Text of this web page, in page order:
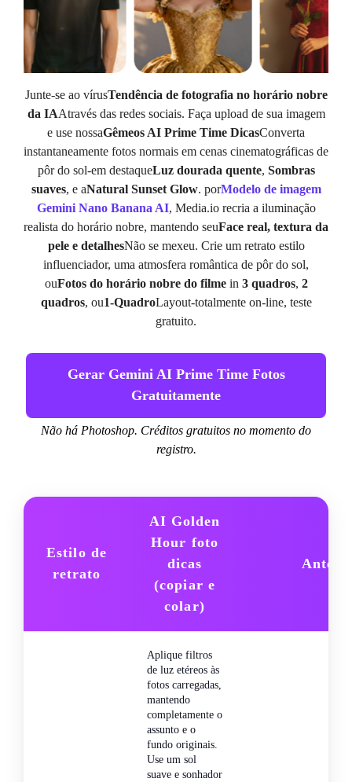
Junte-se ao vírusTendência de fotografia no horário nobre
da IAAtravés das redes sociais. Faça upload de sua imagem
e use nossaGêmeos AI Prime Time DicasConverta
instantaneamente fotos normais em cenas cinematográficas de
pôr do sol-em destaqueLuz dourada quente, Sombras
suaves, e aNatural Sunset Glow. porModelo de imagem
Gemini Nano Banana AI, Media.io recria a iluminação
realista do horário nobre, mantendo seuFace real, textura da
pele e detalhesNão se mexeu. Crie um retrato estilo
influenciador, uma atmosfera romântica de pôr do sol,
ouFotos do horário nobre do filmein 3 quadros, 2
quadros, ou1-QuadroLayout-totalmente on-line, teste
gratuito.
Gerar Gemini AI Prime Time Fotos
Gratuitamente
Não há Photoshop. Créditos gratuitos no momento do
registro.
Estilo de
retrato
AI Golden
Hour foto
dicas
(copiar e
colar)
Aplique filtros
de luz etéreos às
fotos carregadas,
mantendo
completamente o
assunto e o
fundo originais.
Use um sol
suave e sonhador